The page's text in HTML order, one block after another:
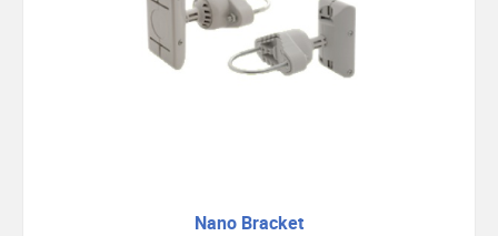
Nano Bracket